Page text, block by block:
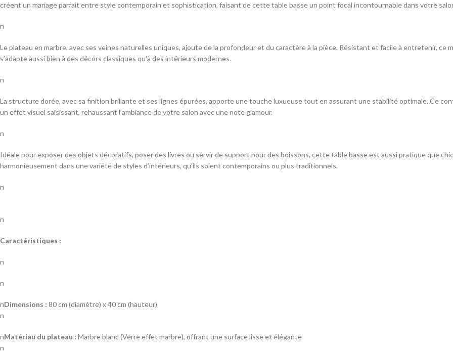
créent un mariage parfait entre style contemporain et sophistication, faisant de cette table basse un point focal incontournable dans votre
n
Le plateau en marbre, avec ses veines naturelles uniques, ajoute de la profondeur et du caractère à la pièce. Résistant et facile à entretenir, ce
s’adapte aussi bien à des décors classiques qu’à des intérieurs modernes.
n
La structure dorée, avec sa finition brillante et ses lignes épurées, apporte une touche luxueuse tout en assurant une stabilité optimale. Ce
un effet visuel saisissant, rehaussant l’ambiance de votre salon avec une note glamour.
n
Idéale pour exposer des objets décoratifs, poser des livres ou servir de support pour des boissons, cette table basse est aussi pratique que
harmonieusement dans une variété de styles d’intérieurs, qu’ils soient contemporains ou plus traditionnels.
n
n
Caractéristiques :
n
n
nDimensions : 80 cm (diamètre) x 40 cm (hauteur)
n
nMatériau du plateau : Marbre blanc (Verre effet marbre), offrant une surface lisse et élégante
n